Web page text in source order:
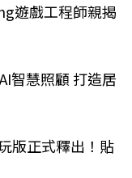
遊戲工程師親揭
智慧照顧 打造居
版正式釋出！貼